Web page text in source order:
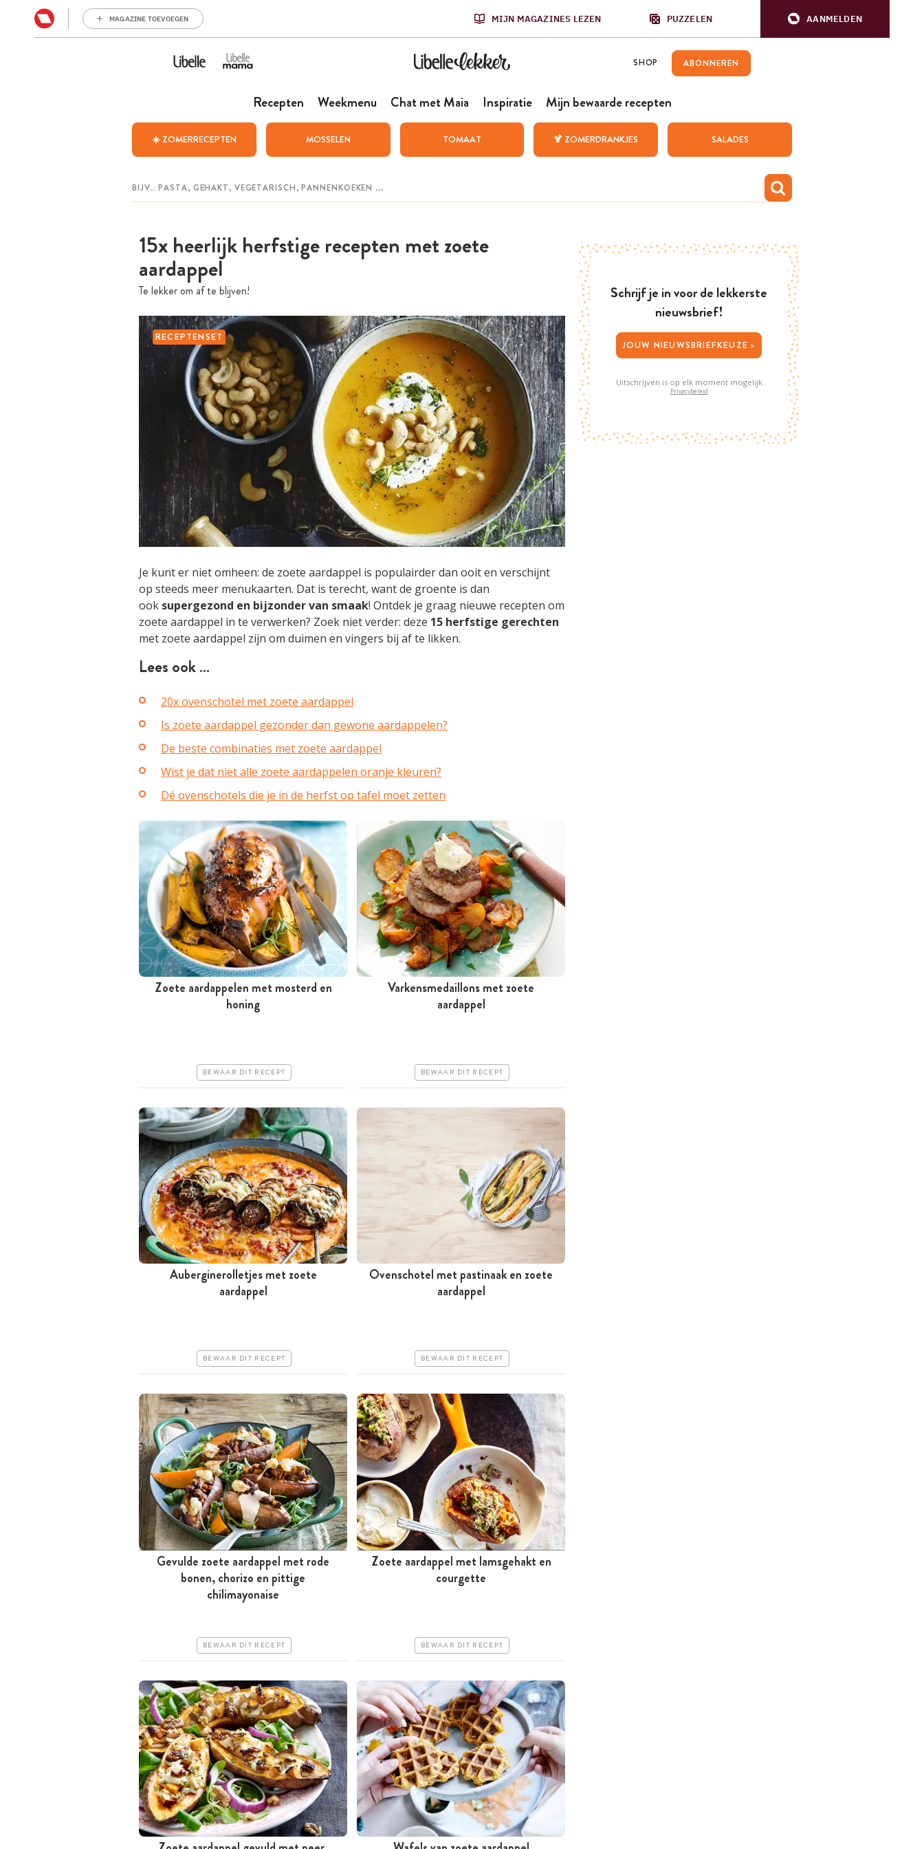
MAGAZINE TOEVOEGEN MIJN MAGAZINES LEZEN PUZZELEN AANMELDEN
SHOP ABONNEREN
Recepten Weekmenu Chat met Maia Inspiratie Mijn bewaarde recepten
☀️ ZOMERRECEPTEN MOSSELEN TOMAAT 🍹 ZOMERDRANKJES SALADES
15x heerlijk herfstige recepten met zoete
aardappel
Te lekker om af te blijven!
RECEPTENSET
Je kunt er niet omheen: de zoete aardappel is populairder dan ooit en verschijnt
op steeds meer menukaarten. Dat is terecht, want de groente is dan
ook supergezond en bijzonder van smaak! Ontdek je graag nieuwe recepten om
zoete aardappel in te verwerken? Zoek niet verder: deze 15 herfstige gerechten
met zoete aardappel zijn om duimen en vingers bij af te likken.
Lees ook …
20x ovenschotel met zoete aardappel
Is zoete aardappel gezonder dan gewone aardappelen?
De beste combinaties met zoete aardappel
Wist je dat niet alle zoete aardappelen oranje kleuren?
Dé ovenschotels die je in de herfst op tafel moet zetten
Meer dan 1 uur
Zoete aardappelen met mosterd en
honing
BEWAAR DIT RECEPT
Tussen 30 minuten en 1 uur
Varkensmedaillons met zoete
aardappel
BEWAAR DIT RECEPT
Tussen 30 minuten en 1 uur
Auberginerolletjes met zoete
aardappel
BEWAAR DIT RECEPT
Minder dan 30 minuten
Ovenschotel met pastinaak en zoete
aardappel
BEWAAR DIT RECEPT
Meer dan 1 uur
Gevulde zoete aardappel met rode
bonen, chorizo en pittige
chilimayonaise
BEWAAR DIT RECEPT
Meer dan 1 uur
Zoete aardappel met lamsgehakt en
courgette
BEWAAR DIT RECEPT
Schrijf je in voor de lekkerste
nieuwsbrief!
JOUW NIEUWSBRIEFKEUZE >
Uitschrijven is op elk moment mogelijk
Privacybeleid